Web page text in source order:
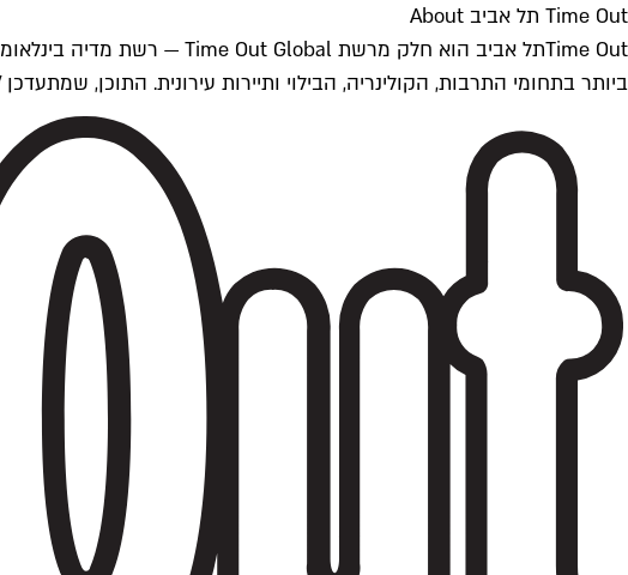
Time Out תל אביב About
ביותר בתחומי התרבות, הקולינריה, הבילוי ותיירות עירונית. התוכן, שמתעדכן 24/7, נכתב ונערך על ידי צוות עיתונאים מקצועי מקומי בישראל, בהתאם לסטנדרטים של Time Out העולמית.